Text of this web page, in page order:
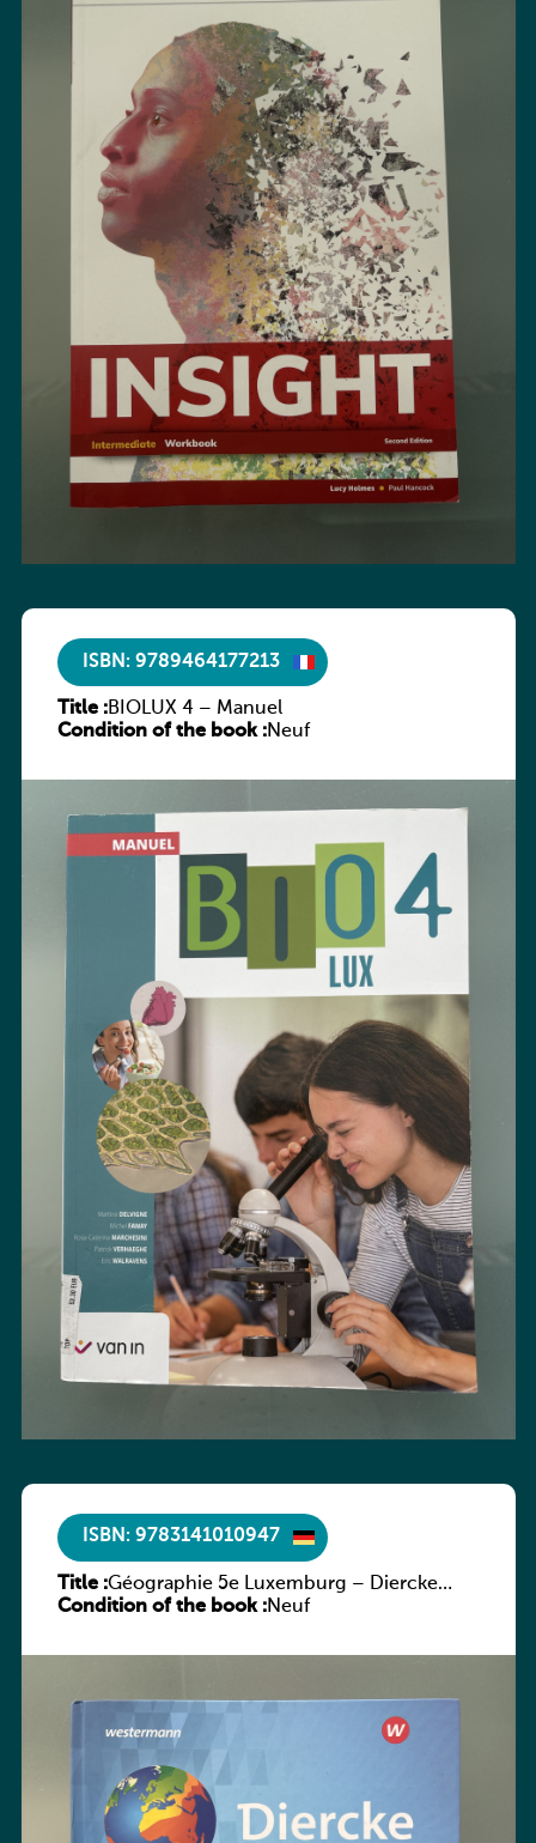
ISBN: 9789464177213
Title :BIOLUX 4 – Manuel
Condition of the book :Neuf
ISBN: 9783141010947
Title :Géographie 5e Luxemburg – Diercke
Praxis
Condition of the book :Neuf